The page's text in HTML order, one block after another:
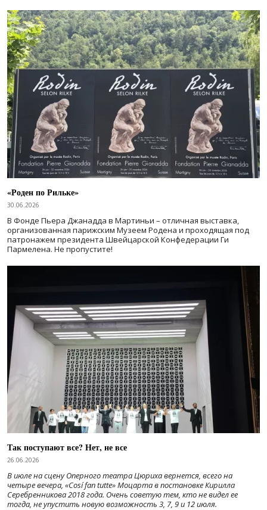
«Роден по Рильке»
30.06.2026
В Фонде Пьера Джанадда в Мартиньи – отличная выставка,
организованная парижским Музеем Родена и проходящая под
патронажем президента Швейцарской Конфедерации Ги
Пармелена. Не пропустите!
Так поступают все? Нет, не все
26.06.2026
В июле на сцену Оперного театра Цюриха вернется, всего на
четыре вечера, «Cosí fan tutte» Моцарта в постановке Кирилла
Серебренникова 2018 года. Очень советую тем, кто не видел ее
тогда, не упустить новую возможность 3, 7, 9 и 12 июля.